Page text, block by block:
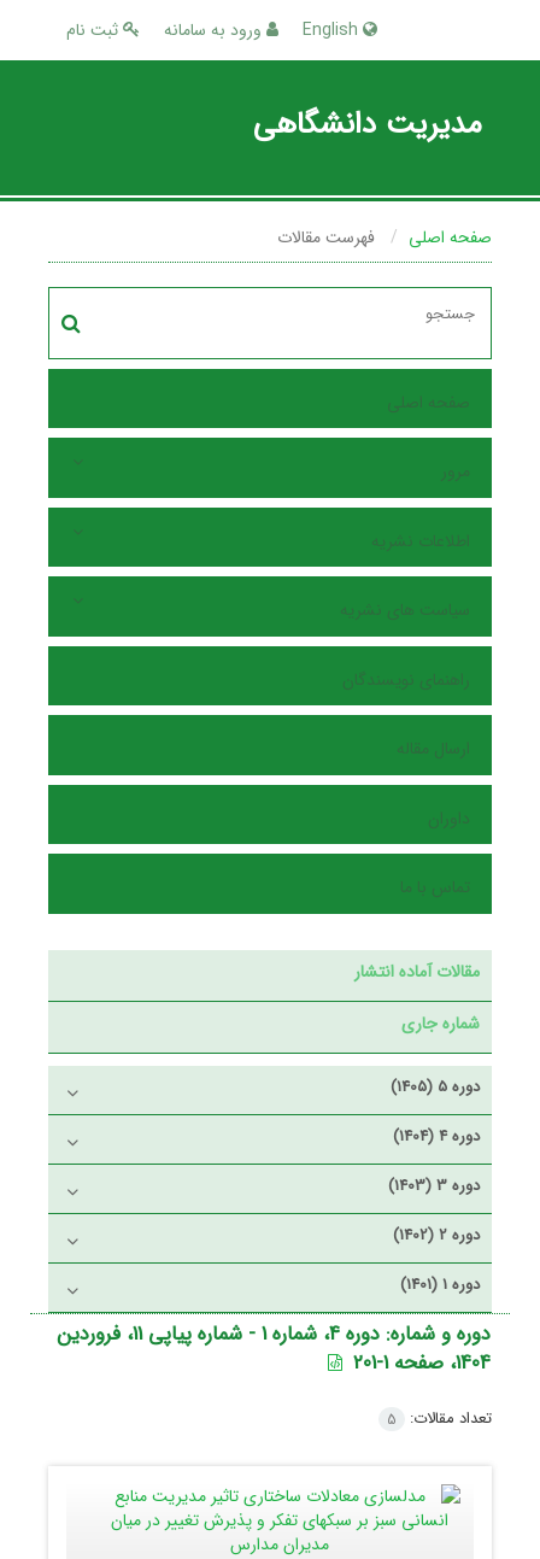
ثبت نام ورود به سامانه
مدیریت دانشگاهی
صفحه اصلی فهرست مقالات
صفحه اصلی
مرور
اطلاعات نشریه
سیاست های نشریه
راهنمای نویسندگان
ارسال مقاله
داوران
تماس با ما
مقالات آماده انتشار
شماره جاری
دوره 5 (1405)
دوره 4 (1404)
دوره 3 (1403)
دوره 2 (1402)
دوره 1 (1401)
دوره و شماره:
دوره 4، شماره 1 - شماره پیاپی 11، فروردین
1404، صفحه 1-201
تعداد مقالات: 5